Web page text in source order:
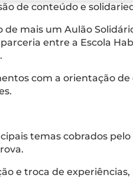
de conteúdo e
de mais um Aulão
entre a Escola
com a orientação
temas cobrados
e troca de